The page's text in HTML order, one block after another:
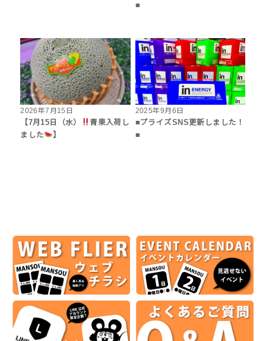
■
2026年7月15日
【7月15日（水）
青果入荷し
ました
】
2025年9月6日
■プライズSNS更新しました！
■